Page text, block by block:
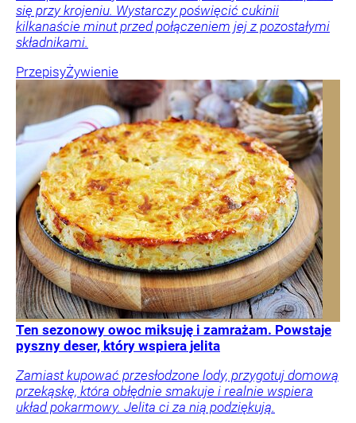
się przy krojeniu. Wystarczy poświęcić cukinii
kilkanaście minut przed połączeniem jej z pozostałymi
składnikami.
PrzepisyŻywienie
Ten sezonowy owoc miksuję i zamrażam. Powstaje
pyszny deser, który wspiera jelita
Zamiast kupować przesłodzone lody, przygotuj domową
przekąskę, która obłędnie smakuje i realnie wspiera
układ pokarmowy. Jelita ci za nią podziękują.